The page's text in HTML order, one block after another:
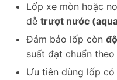
Lốp xe mòn hoặc
dễ trượt nước
Đảm bảo lốp còn
suất đạt chuẩn
Ưu tiên dùng lốp